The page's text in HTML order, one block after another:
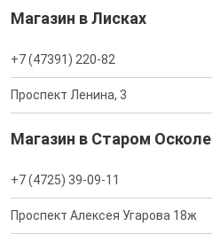
Магазин в Лисках
+7 (47391) 220-82
Проспект Ленина, 3
Магазин в Старом Осколе
+7 (4725) 39-09-11
Проспект Алексея Угарова 18ж